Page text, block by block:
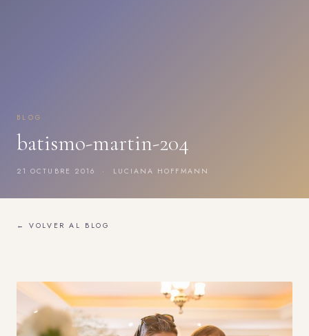
BLOG
batismo-martin-204
21 OCTUBRE 2016 · LUCIANA HOFFMANN
← VOLVER AL BLOG